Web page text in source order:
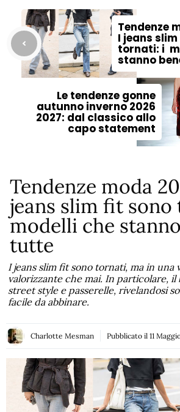
Tendenze
I jeans
tornati: i
stanno
Le tendenze gonne
autunno inverno 2026
2027: dal classico allo
capo statement
Tendenze moda
jeans slim fit
modelli che
tutte
I jeans slim fit sono tornati, ma in una
valorizzante che mai. In particolare,
street style e passerelle, rivelandosi
facile da abbinare.
Charlotte Mesman Pubblicato il 11